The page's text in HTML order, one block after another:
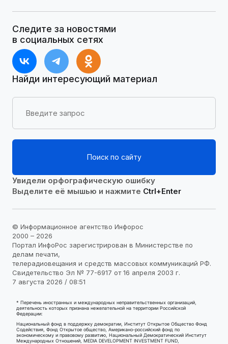
Следите за новостями
в социальных сетях
Найди интересующий материал
Поиск по сайту
Увидели орфографическую ошибку
Выделите её мышью и нажмите Ctrl+Enter
© Информационное агентство Инфорос
2000 – 2026
Портал ИнфоРос зарегистрирован в Министерстве по
делам печати,
телерадиовещания и средств массовых коммуникаций РФ.
Свидетельство Эл № 77-6917 от 16 апреля 2003 г.
7 августа 2026 / 08:51